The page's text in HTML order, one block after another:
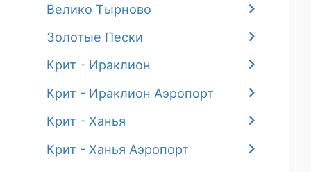
Велико Тырново
Золотые Пески
Крит - Ираклион
Крит - Ираклион Аэропорт
Крит - Ханья
Крит - Ханья Аэропорт